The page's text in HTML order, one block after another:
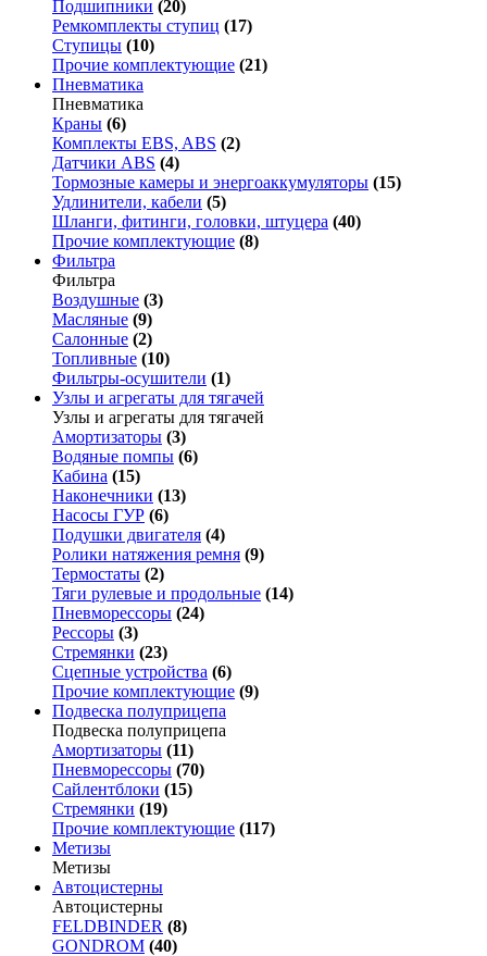
Подшипники (20)
Ремкомплекты ступиц (17)
Ступицы (10)
Прочие комплектующие (21)
Пневматика
Пневматика
Краны (6)
Комплекты EBS, ABS (2)
Датчики ABS (4)
Тормозные камеры и энергоаккумуляторы (15)
Удлинители, кабели (5)
Шланги, фитинги, головки, штуцера (40)
Прочие комплектующие (8)
Фильтра
Фильтра
Воздушные (3)
Масляные (9)
Салонные (2)
Топливные (10)
Фильтры-осушители (1)
Узлы и агрегаты для тягачей
Узлы и агрегаты для тягачей
Амортизаторы (3)
Водяные помпы (6)
Кабина (15)
Наконечники (13)
Насосы ГУР (6)
Подушки двигателя (4)
Ролики натяжения ремня (9)
Термостаты (2)
Тяги рулевые и продольные (14)
Пневморессоры (24)
Рессоры (3)
Стремянки (23)
Сцепные устройства (6)
Прочие комплектующие (9)
Подвеска полуприцепа
Подвеска полуприцепа
Амортизаторы (11)
Пневморессоры (70)
Сайлентблоки (15)
Стремянки (19)
Прочие комплектующие (117)
Метизы
Метизы
Автоцистерны
Автоцистерны
FELDBINDER (8)
GONDROM (40)